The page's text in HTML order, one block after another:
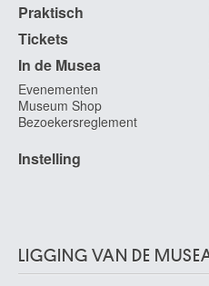
Praktisch
Tickets
In de Musea
Evenementen
Museum Shop
Bezoekersreglement
Instelling
LIGGING VAN DE